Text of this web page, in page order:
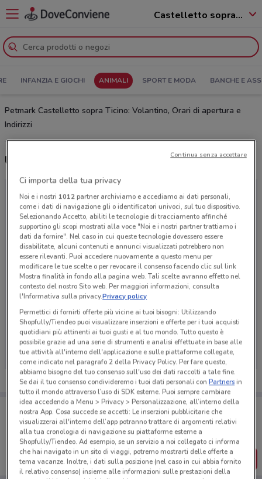
Castelletto sopra Ticino - 28053
INFANZIA E GIOCHI ANIMALI SPORT E MODA BANCHE E
Petmark Castelletto sopra Ticino: Volantino, Orari di apertura e
Indirizzi
Ultime offerte del volantino Petmark
Ci dispiace, al momento non abbiamo pubblicato
volantini nella tua zona. Riprova più tardi.
Porta DoveConviene sempre con te!
Puoi trovare le migliori offerte dei negozi vicino a te,
salvarle e creare la tua lista del risparmio, comodamente
dal tuo cellulare.
SCARICA L’APP
Ci importa della tua privacy
Noi e i nostri 1012partner archiviamo e accediamo ai dati personali,
come i dati di navigazione gli o identificatori univoci, sul tuo dispositivo.
Selezionando Accetto, abiliti le tecnologie di tracciamento affinché
supportino gli scopi mostrati alla voce "Noi e i nostri partner trattiamo i
dati da fornire". Nel caso in cui queste tecnologie dovessero essere
disabilitate, alcuni contenuti e annunci visualizzati potrebbero non
essere rilevanti. Puoi accedere nuovamente a questo menu per
modificare le tue scelte o per revocare il consenso facendo clic sul link
Mostra finalità in fondo alla pagina web. Tali scelte avranno effetto nel
contesto del nostro Sito web. Per maggiori informazioni, consulta
l'Informativa sulla privacy.Privacy policy
Permettici di fornirti offerte più vicine ai tuoi bisogni: Utilizzando
Shopfully/Tiendeo puoi visualizzare inserzioni e offerte per i tuoi acquisti
quotidiani più attinenti ai tuoi gusti e al tuo mondo. Tutto questo è
possibile grazie ad una serie di strumenti e analisi effettuate in base alle
tue attività all'interno dell'applicazione e sulle piattaforme collegate,
come indicato nel paragrafo 2 della Privacy Policy. Per fare questo,
abbiamo bisogno del tuo consenso sull'uso dei dati raccolti a tale fine.
Se dai il tuo consenso condivideremo i tuoi dati personali conPartnersin
tutto il mondo attraverso l’uso di SDK esterne. Puoi sempre cambiare
idea accedendo a Menu > Privacy > Personalizzazione, all’interno della
nostra App. Cosa succede se accetti: Le inserzioni pubblicitarie che
visualizzerai all'interno dell’app potranno trattare di argomenti relativi
alla tua cronologia di navigazione su piattaforme esterne a
Shopfully/Tiendeo. Ad esempio, se un servizio a noi collegato ci informa
che hai navigato in un sito di viaggi, potremo mostrarti delle offerte a
tema vacanze. Inoltre, i dati sulla posizione (nel caso in cui abbia fornito
il relativo consenso) insieme alle informazioni sulle prestazioni della
Continua senza accettare